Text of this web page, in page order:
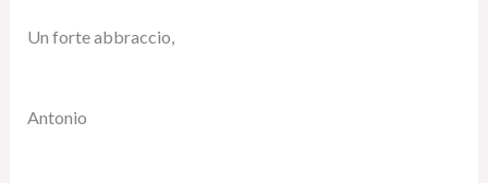
Un forte abbraccio,
Antonio